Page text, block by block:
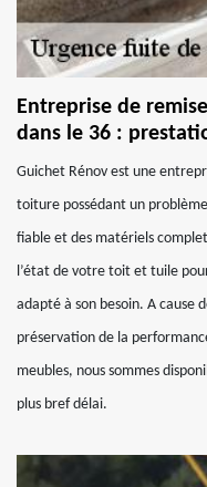
Entreprise de
dans le 36 :
Guichet Rénov est une
toiture possédant un
fiable et des matériels
l’état de votre toit et tuile
adapté à son besoin. A cause
préservation de la
meubles, nous sommes
plus bref délai.